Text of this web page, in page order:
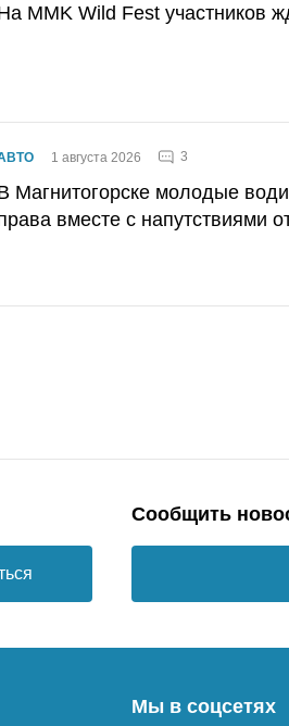
MMK Wild Fest участников
1 августа 2026 3
Магнитогорске молодые
вместе с напутствиями
Сообщить
Мы в соцсетях